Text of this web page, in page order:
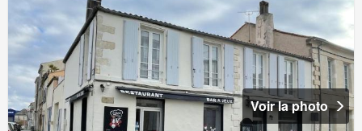
Voir la photo